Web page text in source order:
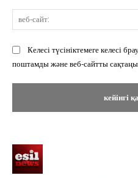
Келесі түсініктемеге келесі
поштамды және веб-сайтты